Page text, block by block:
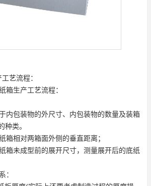
艺流程：
箱生产工艺流程：
内包装物的外尺寸、内包装物的数量及装箱
种类。
箱相对两箱面外侧的垂直距离；
箱未成型前的展开尺寸，测量展开后的底纸
：